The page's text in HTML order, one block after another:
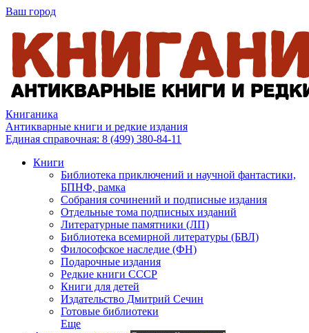
Ваш город
Книганика
Антикварные книги и редкие издания
Единая справочная: 8 (499) 380-84-11
Книги
Библиотека приключений и научной фантастики,
БПНФ, рамка
Собрания сочинений и подписные издания
Отдельные тома подписных изданий
Литературные памятники (ЛП)
Библиотека всемирной литературы (БВЛ)
Философское наследие (ФН)
Подарочные издания
Редкие книги СССР
Книги для детей
Издательство Дмитрий Сечин
Готовые библиотеки
Еще